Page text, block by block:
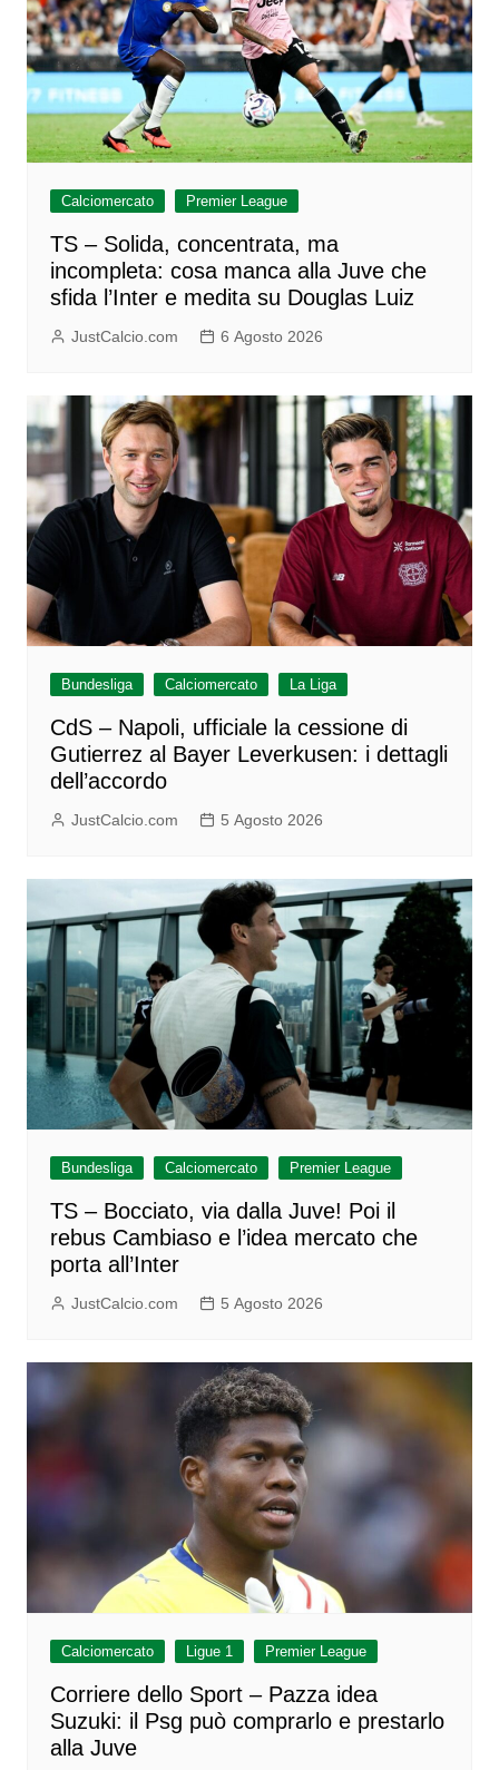
Calciomercato Premier League
TS – Solida, concentrata, ma
incompleta: cosa manca alla Juve che
sfida l’Inter e medita su Douglas Luiz
JustCalcio.com 6 Agosto 2026
Bundesliga Calciomercato La Liga
CdS – Napoli, ufficiale la cessione di
Gutierrez al Bayer Leverkusen: i dettagli
dell’accordo
JustCalcio.com 5 Agosto 2026
Bundesliga Calciomercato Premier League
TS – Bocciato, via dalla Juve! Poi il
rebus Cambiaso e l’idea mercato che
porta all’Inter
JustCalcio.com 5 Agosto 2026
Calciomercato Ligue 1 Premier League
Corriere dello Sport – Pazza idea
Suzuki: il Psg può comprarlo e prestarlo
alla Juve